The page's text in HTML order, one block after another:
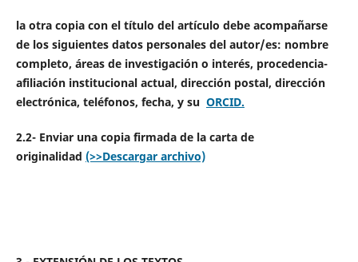
la otra copia con el título del artículo debe acompañarse
de los siguientes datos personales del autor/es: nombre
completo, áreas de investigación o interés, procedencia-
afiliación institucional actual, dirección postal, dirección
electrónica, teléfonos, fecha, y su ORCID.
2.2- Enviar una copia firmada de la carta de
originalidad (>>Descargar archivo)